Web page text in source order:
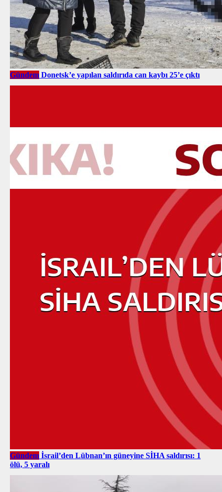
Gündem Donetsk’e yapılan saldırıda can kaybı 25’e çıktı
Gündem İsrail’den Lübnan’ın güneyine SİHA saldırısı: 1
ölü, 5 yaralı